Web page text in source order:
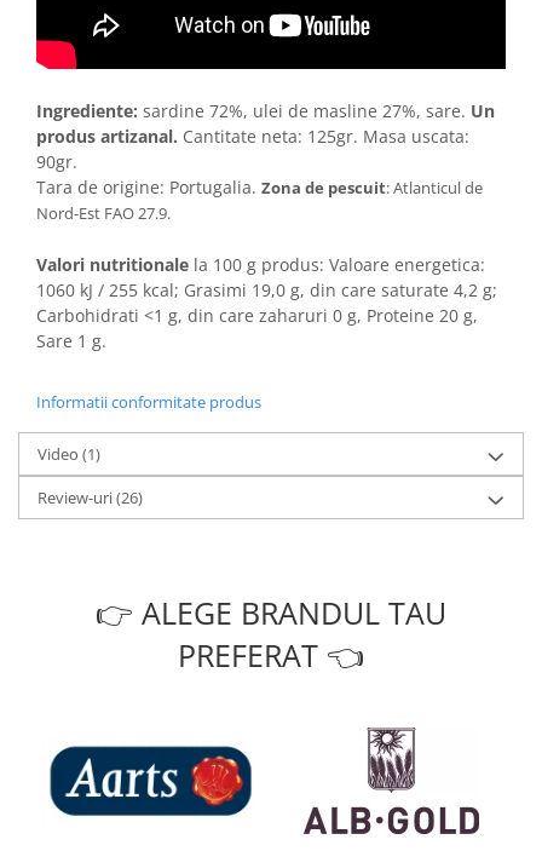
Ingrediente: sardine 72%, ulei de masline 27%, sare. Un
produs artizanal. Cantitate neta: 125gr. Masa uscata:
90gr.
Tara de origine: Portugalia. Zona de pescuit: Atlanticul de
Nord-Est FAO 27.9.
Valori nutritionale la 100 g produs: Valoare energetica:
1060 kJ / 255 kcal; Grasimi 19,0 g, din care saturate 4,2 g;
Carbohidrati <1 g, din care zaharuri 0 g, Proteine 20 g,
Sare 1 g.
Informatii conformitate produs
Video (1)
Review-uri(26)
👉 ALEGE BRANDUL TAU
PREFERAT 👈